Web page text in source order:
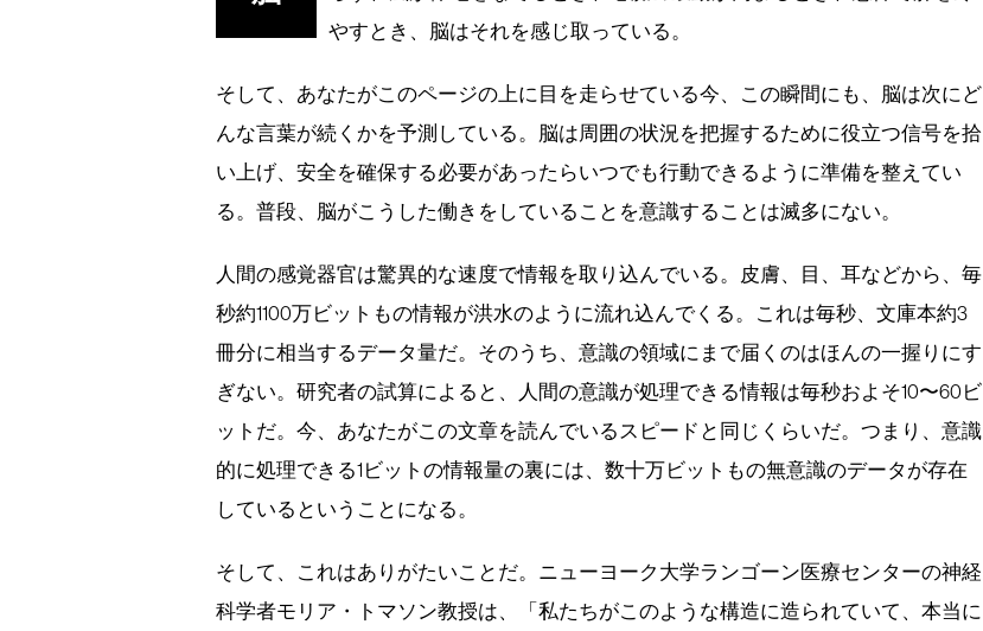
やすとき、脳はそれを感じ取っている。
そして、あなたがこのページの上に目を走らせている今、この瞬間にも、脳は次にど
んな言葉が続くかを予測している。脳は周囲の状況を把握するために役立つ信号を拾
い上げ、安全を確保する必要があったらいつでも行動できるように準備を整えてい
る。普段、脳がこうした働きをしていることを意識することは滅多にない。
人間の感覚器官は驚異的な速度で情報を取り込んでいる。皮膚、目、耳などから、毎
秒約1100万ビットもの情報が洪水のように流れ込んでくる。これは毎秒、文庫本約3
冊分に相当するデータ量だ。そのうち、意識の領域にまで届くのはほんの一握りにす
ぎない。研究者の試算によると、人間の意識が処理できる情報は毎秒およそ10〜60ビ
ットだ。今、あなたがこの文章を読んでいるスピードと同じくらいだ。つまり、意識
的に処理できる1ビットの情報量の裏には、数十万ビットもの無意識のデータが存在
しているということになる。
そして、これはありがたいことだ。ニューヨーク大学ランゴーン医療センターの神経
科学者モリア・トマソン教授は、「私たちがこのような構造に造られていて、本当に